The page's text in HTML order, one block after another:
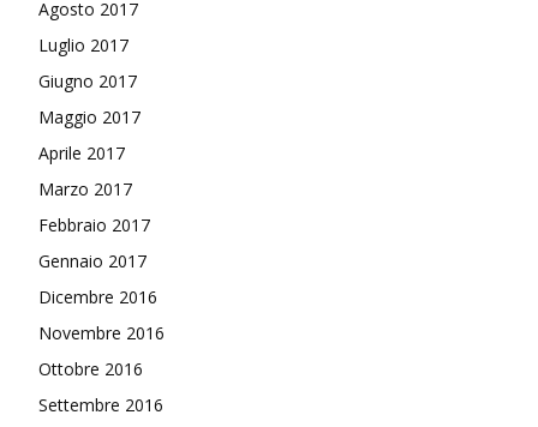
Agosto 2017
Luglio 2017
Giugno 2017
Maggio 2017
Aprile 2017
Marzo 2017
Febbraio 2017
Gennaio 2017
Dicembre 2016
Novembre 2016
Ottobre 2016
Settembre 2016